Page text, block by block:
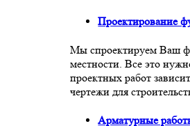
Проектирование
Мы спроектируем Ваш
местности. Все это
проектных работ
чертежи для
Арматурные